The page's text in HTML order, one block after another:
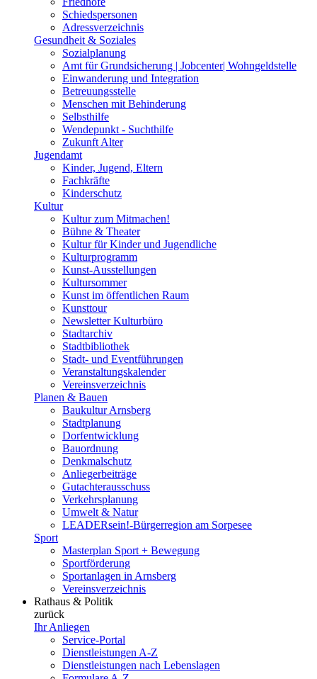
Schiedspersonen
Adressverzeichnis
Gesundheit & Soziales
Sozialplanung
Amt für Grundsicherung | Jobcenter| Wohngeldstelle
Einwanderung und Integration
Betreuungsstelle
Menschen mit Behinderung
Selbsthilfe
Wendepunkt - Suchthilfe
Zukunft Alter
Jugendamt
Kinder, Jugend, Eltern
Fachkräfte
Kinderschutz
Kultur
Kultur zum Mitmachen!
Bühne & Theater
Kultur für Kinder und Jugendliche
Kulturprogramm
Kunst-Ausstellungen
Kultursommer
Kunst im öffentlichen Raum
Kunsttour
Newsletter Kulturbüro
Stadtarchiv
Stadtbibliothek
Stadt- und Eventführungen
Veranstaltungskalender
Vereinsverzeichnis
Planen & Bauen
Baukultur Arnsberg
Stadtplanung
Dorfentwicklung
Bauordnung
Denkmalschutz
Anliegerbeiträge
Gutachterausschuss
Verkehrsplanung
Umwelt & Natur
LEADERsein!-Bürgerregion am Sorpesee
Sport
Masterplan Sport + Bewegung
Sportförderung
Sportanlagen in Arnsberg
Vereinsverzeichnis
Rathaus & Politik
zurück
Ihr Anliegen
Service-Portal
Dienstleistungen A-Z
Dienstleistungen nach Lebenslagen